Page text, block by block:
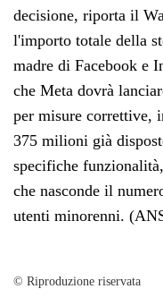
decisione, riporta il
l'importo totale della
madre di Facebook e
che Meta dovrà
per misure correttive,
375 milioni già
specifiche
che nasconde il
utenti minorenni.
© Riproduzione riservata